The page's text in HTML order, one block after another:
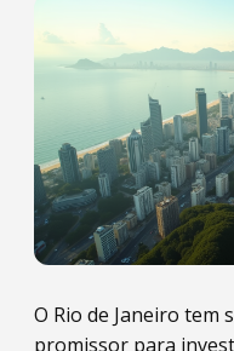
O Rio de Janeiro tem
promissor para